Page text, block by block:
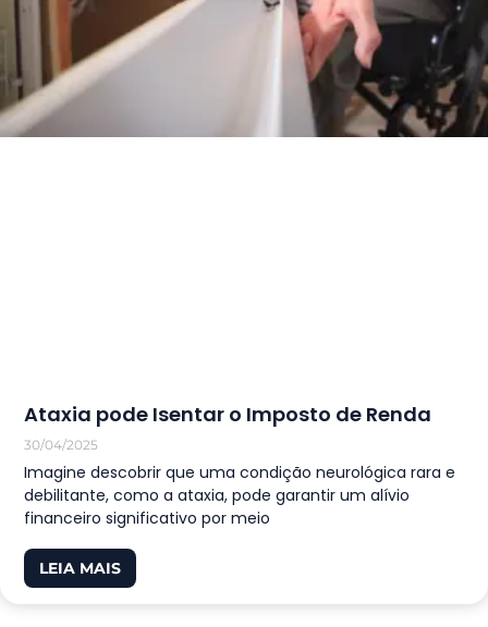
Ataxia pode Isentar o Imposto de Renda
30/04/2025
Imagine descobrir que uma condição neurológica rara e
debilitante, como a ataxia, pode garantir um alívio
financeiro significativo por meio
LEIA MAIS